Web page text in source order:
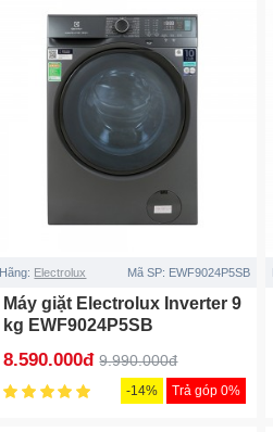
Hãng: Electrolux Mã SP: EWF9024P5SB
Máy giặt Electrolux Inverter 9
kg EWF9024P5SB
8.590.000đ 9.990.000đ
-14% Trả góp 0%